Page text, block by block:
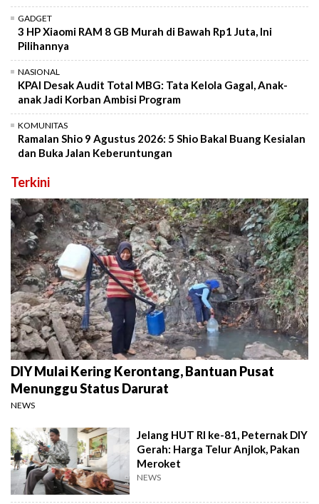
GADGET
3 HP Xiaomi RAM 8 GB Murah di Bawah Rp1 Juta, Ini
Pilihannya
NASIONAL
KPAI Desak Audit Total MBG: Tata Kelola Gagal, Anak-
anak Jadi Korban Ambisi Program
KOMUNITAS
Ramalan Shio 9 Agustus 2026: 5 Shio Bakal Buang Kesialan
dan Buka Jalan Keberuntungan
Terkini
DIY Mulai Kering Kerontang, Bantuan Pusat
Menunggu Status Darurat
NEWS
Jelang HUT RI ke-81, Peternak DIY
Gerah: Harga Telur Anjlok, Pakan
Meroket
NEWS